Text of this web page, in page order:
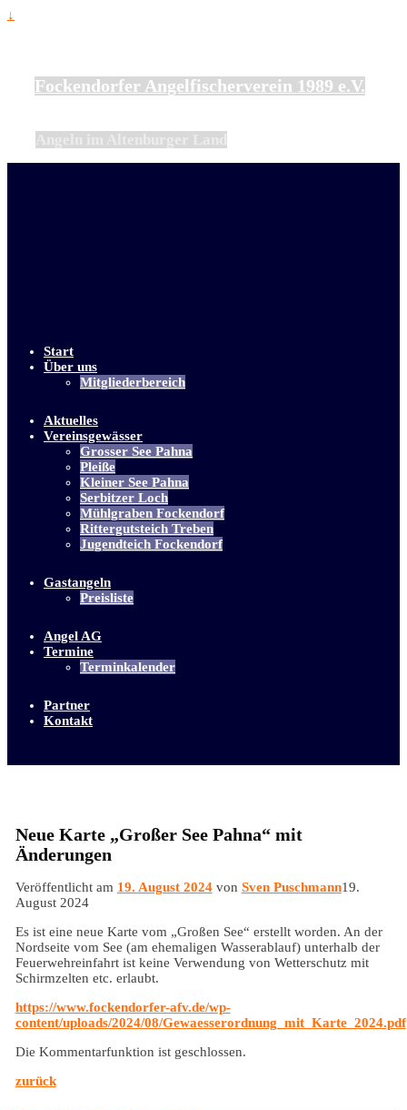
↓
Fockendorfer Angelfischerverein 1989 e.V.
Start
Über uns
Mitgliederbereich
Aktuelles
Vereinsgewässer
Grosser See Pahna
Pleiße
Kleiner See Pahna
Serbitzer Loch
Mühlgraben Fockendorf
Rittergutsteich Treben
Jugendteich Fockendorf
Gastangeln
Preisliste
Angel AG
Termine
Terminkalender
Partner
Kontakt
Neue Karte „Großer See Pahna“ mit
Änderungen
Veröffentlicht am 19. August 2024 von Sven Puschmann19.
August 2024
Es ist eine neue Karte vom „Großen See“ erstellt worden. An der
Nordseite vom See (am ehemaligen Wasserablauf) unterhalb der
Feuerwehreinfahrt ist keine Verwendung von Wetterschutz mit
Schirmzelten etc. erlaubt.
https://www.fockendorfer-afv.de/wp-
content/uploads/2024/08/Gewaesserordnung_mit_Karte_2024.pdf
Die Kommentarfunktion ist geschlossen.
zurück